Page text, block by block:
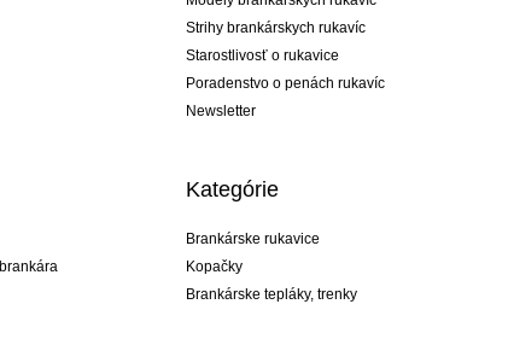
Strihy brankárskych rukavíc
Starostlivosť o rukavice
Poradenstvo o penách rukavíc
Newsletter
Kategórie
Brankárske rukavice
Kopačky
Brankárske tepláky, trenky